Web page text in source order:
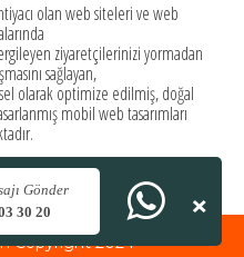
olan web siteleri ve web
ziyaretçilerinizi yormadan
sağlayan,
olarak optimize edilmiş, doğal
mobil web tasarımları
Copyright 2024
Gönder
30 20
×